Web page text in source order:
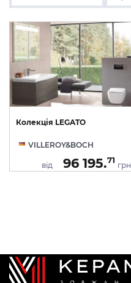
Колекція LEGATO
VILLEROY&BOCH
від 96 195.71
грн